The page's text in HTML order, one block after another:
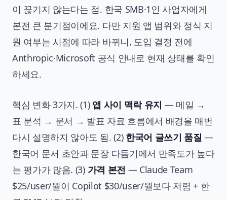
이 끊기지 않는다는 점. 한국 SMB·1인 사업자에게
본전 큰 분기점이에요. 다만 지원 앱 범위와 정식 지
원 여부는 시점에 따라 바뀌니, 도입 결정 전에
Anthropic·Microsoft 공식 안내로 현재 상태를 확인
하세요.
핵심 변화 3가지. (1) 앱 사이 맥락 유지 — 메일 →
표 분석 → 문서 → 발표 자료 흐름에서 배경을 매번
다시 설명하지 않아도 됨. (2) 한국어 글쓰기 품질 —
한국어 문서 초안과 문장 다듬기에서 만족도가 높다
는 평가가 많음. (3) 가격 본전 — Claude Team
$25/user/월이 Copilot $30/user/월보다 저렴 + 한